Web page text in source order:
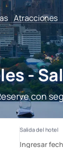
Atracciones
-
con